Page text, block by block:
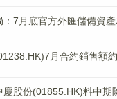
：7月底官方外匯儲備資
月合約銷售額
慶股份(01855.HK)料中